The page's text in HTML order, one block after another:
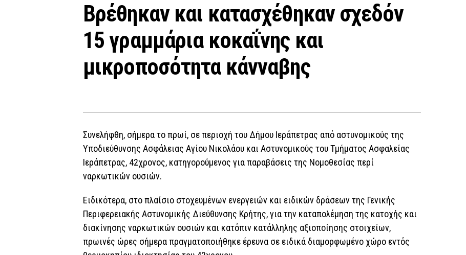
Βρέθηκαν και κατασχέθηκαν σχεδόν
15 γραμμάρια κοκαΐνης και
μικροποσότητα κάνναβης
Συνελήφθη, σήμερα το πρωί, σε περιοχή του Δήμου Ιεράπετρας από αστυνομικούς της
Υποδιεύθυνσης Ασφάλειας Αγίου Νικολάου και Αστυνομικούς του Τμήματος Ασφαλείας
Ιεράπετρας, 42χρονος, κατηγορούμενος για παραβάσεις της Νομοθεσίας περί
ναρκωτικών ουσιών.
Ειδικότερα, στο πλαίσιο στοχευμένων ενεργειών και ειδικών δράσεων της Γενικής
Περιφερειακής Αστυνομικής Διεύθυνσης Κρήτης, για την καταπολέμηση της κατοχής και
διακίνησης ναρκωτικών ουσιών και κατόπιν κατάλληλης αξιοποίησης στοιχείων,
πρωινές ώρες σήμερα πραγματοποιήθηκε έρευνα σε ειδικά διαμορφωμένο χώρο εντός